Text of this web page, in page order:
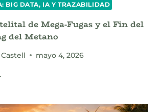
BIG DATA, IA Y TRAZABILIDAD
de Mega-Fugas y el Fin del
del Metano
mayo 4, 2026